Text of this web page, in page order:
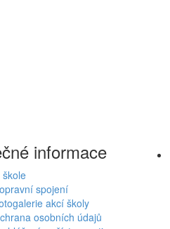
informace
škole
spojení
akcí školy
osobních údajů